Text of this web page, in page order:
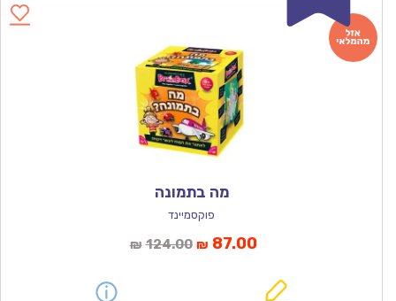
מה בתמונה
פוקסמיינד
₪ 124.00המחיר
₪ 87.00המחיר
הוא: